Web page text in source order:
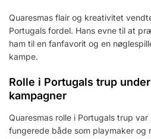
Quaresmas flair og kreativitet
Portugals fordel. Hans evne til at
ham til en fanfavorit og en
kampe.
Rolle i Portugals trup
kampagner
Quaresmas rolle i Portugals trup
fungerede både som playmaker og